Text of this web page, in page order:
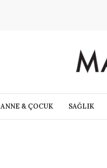
ANNE & ÇOCUK SAĞLIK